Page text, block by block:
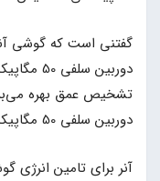
دوربین سلفی 50 مگاپیکسلی پشتیبانی می‌کند.